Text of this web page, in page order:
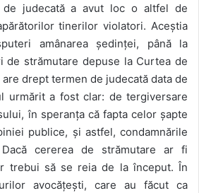
judecată a avut loc o altfel de
tinerilor violatori. Aceștia
amânarea ședinței, până la
de strămutare depuse la Curtea de
drept termen de judecată data de
urmărit a fost clar: de tergiversare
în speranța că fapta celor șapte
publice, și astfel, condamnările
cererea de strămutare ar fi
trebui să se reia de la început. În
avocățești, care au făcut ca